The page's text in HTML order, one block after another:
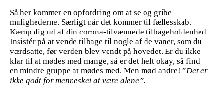
Så her kommer en opfordring om at se og gribe
mulighederne. Særligt når det kommer til fællesskab.
Kæmp dig ud af din corona-tilvænnede tilbageholdenhed.
Insistér på at vende tilbage til nogle af de vaner, som du
værdsatte, før verden blev vendt på hovedet. Er du ikke
klar til at mødes med mange, så er det helt okay, så find
en mindre gruppe at mødes med. Men mød andre! ”Det er
ikke godt for mennesket at være alene”.